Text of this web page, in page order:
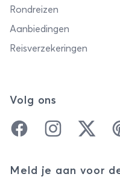
Rondreizen
Aanbiedingen
Reisverzekeringen
Volg ons
FacebookInstagramTwitter
Meld je aan voor